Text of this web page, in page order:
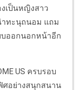
เป็นหญิงสาว
ทะนุถนอม แถม
ออกนอกหน้าอีก
US ครบรอบ
ศอย่างสนุกสนาน